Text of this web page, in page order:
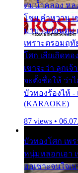
ตมน้ำคลอง หล
โชย คำหวาน เ
มาบานก่อนตูม
เพราะตรอมฤทั
โศก เสียเถิดท
เขาจะว่า ลูกเ
จะตั้งชื่อให้ ว่า
บัวทองร้องไห้
(KARAOKE)
87 views •
บัวทองโศก เพ
หนุ่มหลอกเอา
ออเซาะจนใจเ